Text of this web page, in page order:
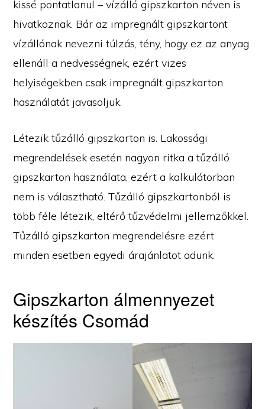
kissé pontatlanul – vízálló gipszkarton néven is
hivatkoznak. Bár az impregnált gipszkartont
vízállónak nevezni túlzás, tény, hogy ez az anyag
ellenáll a nedvességnek, ezért vizes
helyiségekben csak impregnált gipszkarton
használatát javasoljuk.
Létezik tűzálló gipszkarton is. Lakossági
megrendelések esetén nagyon ritka a tűzálló
gipszkarton használata, ezért a kalkulátorban
nem is választható. Tűzálló gipszkartonból is
több féle létezik, eltérő tűzvédelmi jellemzőkkel.
Tűzálló gipszkarton megrendelésre ezért
minden esetben egyedi árajánlatot adunk.
Gipszkarton álmennyezet
készítés Csomád